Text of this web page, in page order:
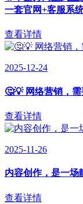
一套官网+客服系
查看详情
2025-12-24
🤔💡 网络营销，
查看详情
2025-11-26
内容创作，是一场
查看详情